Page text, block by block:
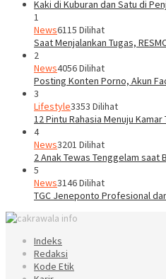
1
News6115 Dilihat
Saat Menjalankan Tugas,
2
News4056 Dilihat
Posting Konten Porno, Akun
3
Lifestyle3353 Dilihat
12 Pintu Rahasia Menuju
4
News3201 Dilihat
2 Anak Tewas Tenggelam
5
News3146 Dilihat
TGC Jeneponto Profesional
Indeks
Redaksi
Kode Etik